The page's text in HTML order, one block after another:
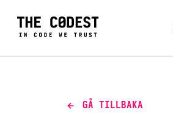
GÅ TILLBAKA